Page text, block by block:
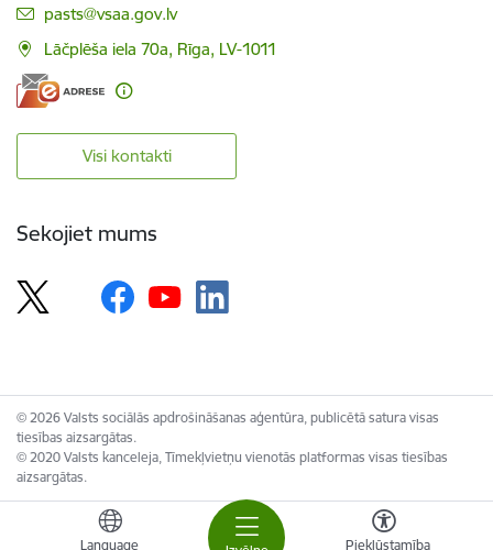
Language Piekļūstamība
E-pasts:
pasts@vsaa.gov.lv
Lāčplēša iela 70a, Rīga, LV-1011
Visi kontakti
Sekojiet mums
© 2026 Valsts sociālās apdrošināšanas aģentūra, publicētā satura visas
tiesības aizsargātas.
© 2020 Valsts kanceleja, Tīmekļvietņu vienotās platformas visas tiesības
aizsargātas.